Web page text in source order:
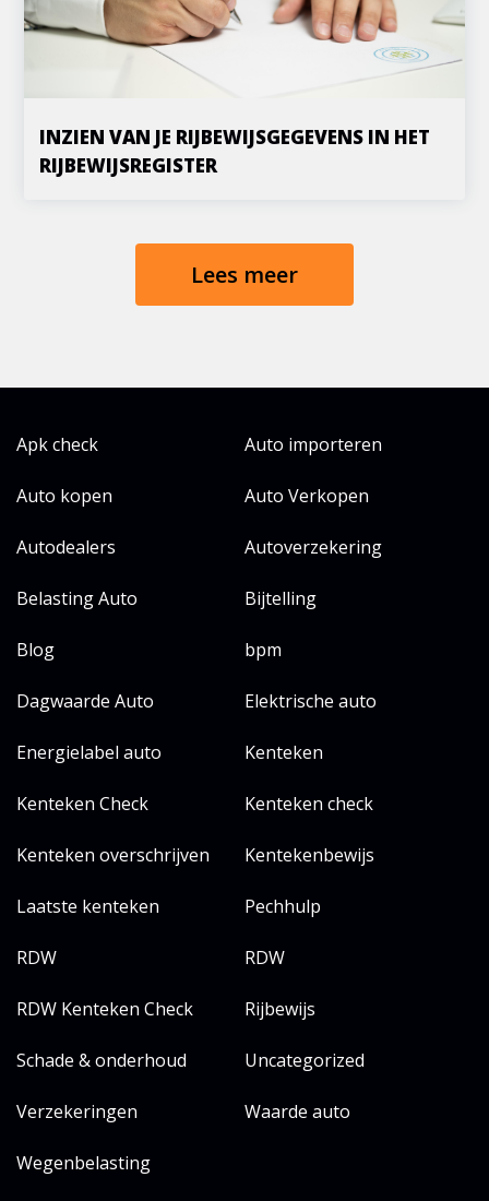
INZIEN VAN JE RIJBEWIJSGEGEVENS IN HET
RIJBEWIJSREGISTER
Lees meer
Apk check Auto importeren
Auto kopen Auto Verkopen
Autodealers Autoverzekering
Belasting Auto Bijtelling
Blog bpm
Dagwaarde Auto Elektrische auto
Energielabel auto Kenteken
Kenteken Check Kenteken check
Kenteken overschrijven Kentekenbewijs
Laatste kenteken Pechhulp
RDW RDW
RDW Kenteken Check Rijbewijs
Schade & onderhoud Uncategorized
Verzekeringen Waarde auto
Wegenbelasting